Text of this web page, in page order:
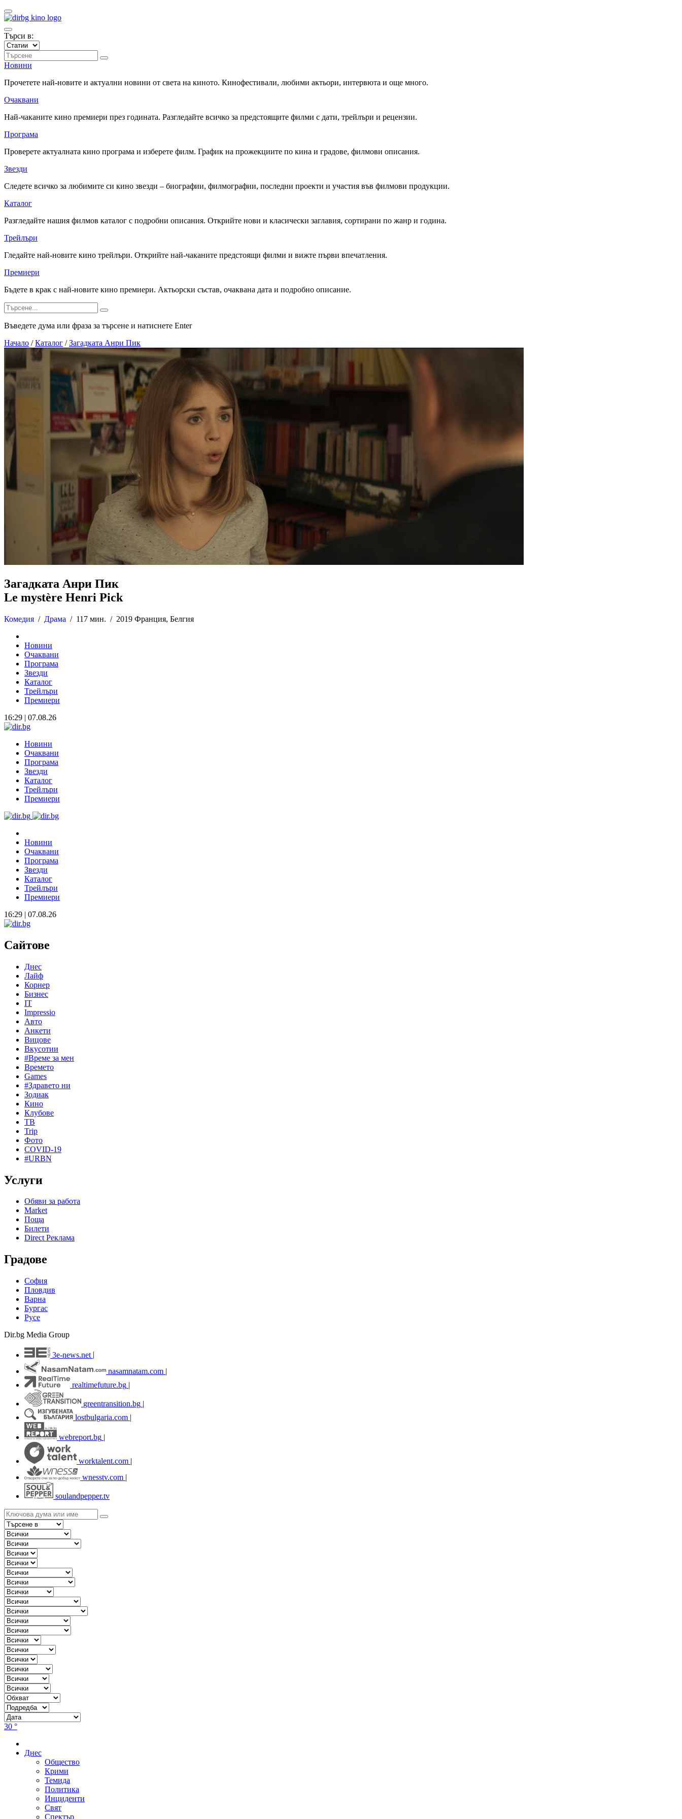
Търси в:
Новини
Прочетете най-новите и актуални новини от света на киното. Кинофестивали, любими актьори, интервюта и още много.
Очаквани
Най-чаканите кино премиери през годината. Разгледайте всичко за предстоящите филми с дати, трейлъри и рецензии.
Програма
Проверете актуалната кино програма и изберете филм. График на прожекциите по кина и градове, филмови описания.
Звезди
Следете всичко за любимите си кино звезди – биографии, филмографии, последни проекти и участия във филмови продукции.
Каталог
Разгледайте нашия филмов каталог с подробни описания. Открийте нови и класически заглавия, сортирани по жанр и година.
Трейлъри
Гледайте най-новите кино трейлъри. Открийте най-чаканите предстоящи филми и вижте първи впечатления.
Премиери
Бъдете в крак с най-новите кино премиери. Актьорски състав, очаквана дата и подробно описание.
Въведете дума или фраза за търсене и натиснете Enter
Начало / Каталог / Загадката Анри Пик
Загадката Анри Пик
Le mystère Henri Pick
Комедия / Драма / 117 мин. / 2019 Франция, Белгия
Новини
Очаквани
Програма
Звезди
Каталог
Трейлъри
Премиери
16:29 | 07.08.26
Новини
Очаквани
Програма
Звезди
Каталог
Трейлъри
Премиери
Новини
Очаквани
Програма
Звезди
Каталог
Трейлъри
Премиери
16:29 | 07.08.26
Сайтове
Днес
Лайф
Корнер
Бизнес
IT
Impressio
Авто
Анкети
Вицове
Вкусотии
#Време за мен
Времето
Games
#Здравето ни
Зодиак
Кино
Клубове
ТВ
Trip
Фото
COVID-19
#URBN
Услуги
Обяви за работа
Market
Поща
Билети
Direct Реклама
Градове
София
Пловдив
Варна
Бургас
Русе
Dir.bg Media Group
3e-news.net
nasamnatam.com |
realtimefuture.bg |
greentransition.bg |
lostbulgaria.com |
webreport.bg |
worktalent.com |
wnesstv.com |
soulandpepper.tv
30 °
Днес
Общество
Крими
Темида
Политика
Инциденти
Свят
Спектър